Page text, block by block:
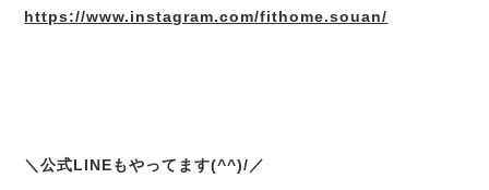
https://www.instagram.com/fithome.souan/
＼公式LINEもやってます(^^)/／